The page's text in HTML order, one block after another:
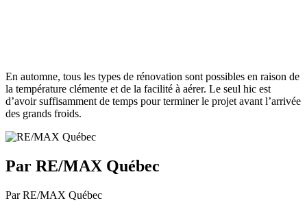
En automne, tous les types de rénovation sont possibles en raison de
la température clémente et de la facilité à aérer. Le seul hic est
d’avoir suffisamment de temps pour terminer le projet avant l’arrivée
des grands froids.
Par RE/MAX Québec
Par RE/MAX Québec